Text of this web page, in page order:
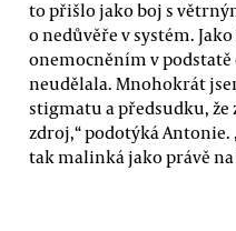
to přišlo jako boj s
o nedůvěře v systém.
onemocněním v podstatě
neudělala. Mnohokrát
stigmatu a předsudku,
zdroj,“ podotýká Antonie.
tak malinká jako právě na